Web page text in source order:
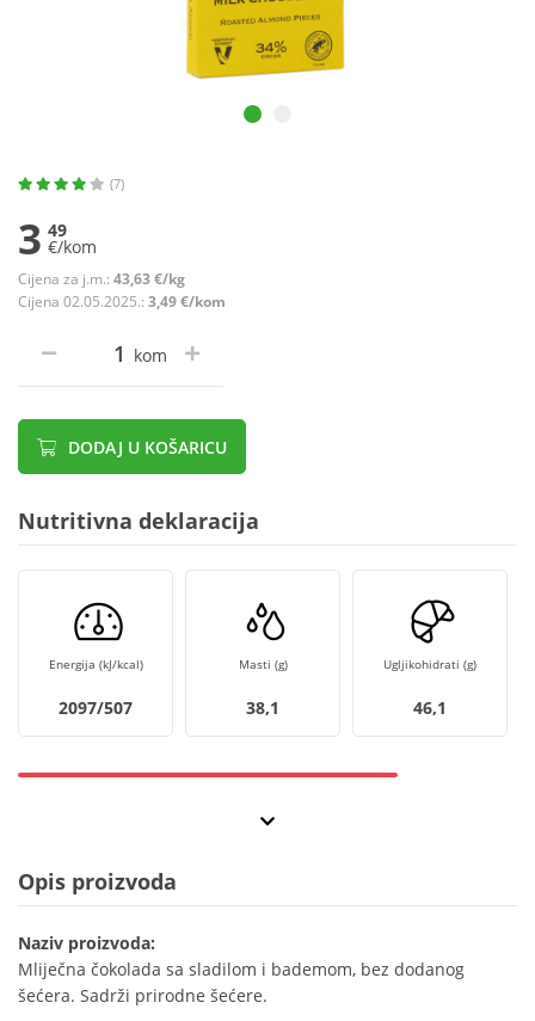
(7)
3 49
€/kom
Cijena za j.m.: 43,63 €/kg
Cijena 02.05.2025.: 3,49 €/kom
kom
DODAJ U KOŠARICU
Nutritivna deklaracija
Energija (kJ/kcal)
2097/507
Masti (g)
38,1
Ugljikohidrati (g)
46,1
Opis proizvoda
Naziv proizvoda:
Mliječna čokolada sa sladilom i bademom, bez dodanog
šećera. Sadrži prirodne šećere.